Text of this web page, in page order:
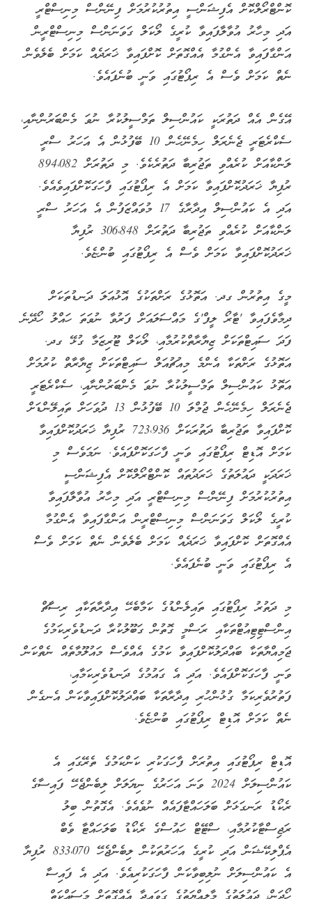
ކޮންޓްރޯލްކޮށް އެފިޝަންސީ އިތުރުކުރުމަށް ފިނޭންސް މިނިސްޓްރީ
އަދި މިހާރު އުވާލާފައިވާ ކުރީގެ ލޯކަލް ގަވަނަންސް މިނިސްޓްރީން
އަންގާފައިވާ އެންގުމާ އެއްގޮތަށް ކޮށްފައިވާ ޚަރަދެއް ކަމަށް ބެލެވެން
ނެތް ކަމަށް ވެސް އެ ރިޕޯޓުގައި ވަނީ ބުނެފައެވެ.
އޭގެން އެއް ދަތުރަކީ ކައުންސިލް ތަމްސީލުކުރާ ނުވަ މެންބަރުންނާއި،
ސެކްރެޓަރީ ޖެނެރަލް ހިމެނޭހެން 10 ބޭފުޅުން އެ އަހަރު ސްރީ
ލަންކާއަށް ކުރެއްވި ތަޖުރިބާ ދަތުރެކެވެ. މި ދަތުރަށް 894،082
ރުފިޔާ ޚަރަދުކޮށްފައިވާ ކަމަށް އެ ރިޕޯޓުގައި ފާހަގަކޮށްފައިވެއެވެ.
އަދި އެ ކައުންސިލް އިދާރާގެ 17 މުވައްޒަފުން އެ އަހަރު ސްރީ
ލަންކާއަށް ކުރެއްވި ތަޖުރިބާ ދަތުރަށް 306،848 ރުފިޔާ
ޚަރަދުކޮށްފައިވާ ކަމަށް ވެސް އެ ރިޕޯޓުގައި ބުންޏެވެ.
މީގެ އިތުރުން ގދ. އަތޮޅުގެ ރަށްތަކުގެ އޮޅުއަލަ ދަނޑުތަކަށް
ދިމާވެފައިވާ 'ޓާރޯ ލީފް'ގެ މައްސަލައަށް ފަރުވާ ނުވަތަ ހައްލު ހޯދޭނެ
ފަދަ ސައިޓްތަކަށް ޒިޔާރާތްކުރުމާއި، ލޯކަލް ޓޫރިޒަމާ ގުޅޭ ގދ.
އަތޮޅުގެ ރަށްތަކާ އެންމެ މިއުޗުއަލް ސައިޓްތަކަށް ޒިޔާރާތް ކުރުމަށް
އަތޮޅު ކައުންސިލް ތަމްސީލުކުރާ ނުވަ މެންބަރުންނާއި، ސެކްރެޓަރީ
ޖެނެރަލް ހިމެނޭހެން ޖުމްލަ 10 ބޭފުޅުން 13 ދުވަހަށް ތައިލޭންޑަށް
ކޮށްފައިވާ ތަޖުރިބާ ދަތުރަކަށް 723،936 ރުފިޔާ ޚަރަދުކޮށްފައިވާ
ކަމަށް އޮޑިޓް ރިޕޯޓުގައި ވަނީ ފާހަގަކޮށްފައެވެ. ނަމަވެސް މި
ޚަރަދަކީ ދައުލަތުގެ ޚަރަދުތައް ކޮންޓްރޯލްކޮށް އެފިޝަންސީ
އިތުރުކުރުމަށް ފިނޭންސް މިނިސްޓްރީ އަދި މިހާރު އުވާލާފައިވާ
ކުރީގެ ލޯކަލް ގަވަނަންސް މިނިސްޓްރީން އަންގާފައިވާ އެންގުމާ
އެއްގޮތަށް ކޮށްފައިވާ ޚަރަދެއް ކަމަށް ބެލެވެން ނެތް ކަމަށް ވެސް
އެ ރިޕޯޓުގައި ވަނީ ބުނެފައެވެ.
މި ދަތުރު ރިޕޯޓުގައި ތައިލެންޑުގެ ކަމާބެހޭ އިދާރާތަކާއި ރިސާޗް
އިންސްޓިޓިއުޓްތަކާއި ރަސްމީ ގޮތުން ގަބޫލުކުރާ ދަނޑުވެރިކަމުގެ
ޖަމިއްޔާތަކާ ބައްދަލުކޮށްފައިވާ ކަމުގެ އެއްވެސް މައުލޫމާތެއް ނެތްކަން
ވަނީ ފާހަގަކޮށްފައެވެ. އަދި އެ ގައުމުގެ ދަނޑުވެރިކަމާއި،
ފަތުރުވެރިކަމާ ގުޅުންހުރި އިދާރާތަކާ ބައްދަލުކޮށްފައިވާކަން އެނގެން
ނެތް ކަމަށް އޮޑިޓް ރިޕޯޓުގައި ބުންޏެވެ.
އޮޑިޓް ރިޕޯޓުގައި އިތުރަށް ފާހަގަކުރި ކަންކަމުގެ ތެރޭގައި އެ
ކައުންސިލަށް 2024 ވަނަ އަހަރުގެ ނިޔަލަށް ލިބެންޖެހޭ ފައިސާގެ
ރެކޯޑު ރަނގަޅަށް ބަލަހައްޓާފައެއް ނުވެއެވެ. އެގޮތުން ބިލު
ރަޖިސްޓާކުރުމާއި، ސްޓޭޓް ހައުސްގެ ރެކޯޑު ބަލަހައްޓާ ވެބް
އެޕްލިކޭޝަން އަދި ކުރީގެ އަހަރުތަކުން ލިބެންޖެހޭ 833،070 ރުފިޔާ
އެ ކައުންސިލަށް ނުލިބިވާކަން ފާހަގަކުރިއެވެ. އަދި އެ ފައިސާ